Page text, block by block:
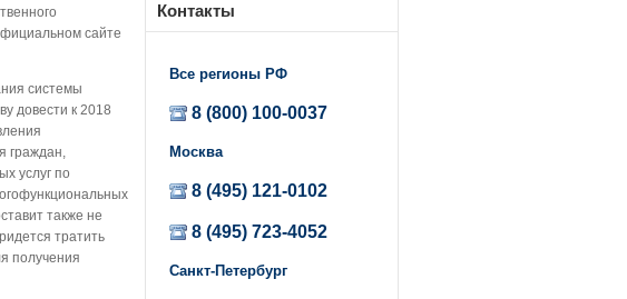
сайте
системы
довести к 2018
граждан,
услуг по
также не
тратить
получения
Контакты
Все регионы РФ
8 (800) 100-0037
Москва
8 (495) 121-0102
8 (495) 723-4052
Санкт-Петербург